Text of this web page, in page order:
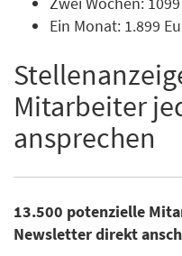
Ein Monat: 1.899
Mitarbeiter
ansprechen
13.500 potenzielle
Newsletter direkt